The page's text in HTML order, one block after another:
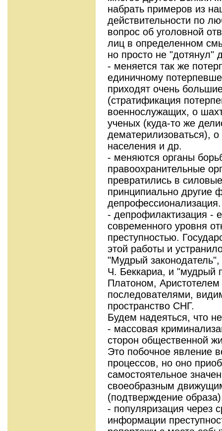
набрать примеров из
действительности по
вопрос об уголовной
лиц в определенном
но просто не "дотянул"
- меняется так же
единичному
приходят очень
(стратификация
военнослужащих, о
ученых (куда-то же
дематерилизоваться), о
населения и др.
- меняются органы
правоохранительные
превратились в
принципиально другие
депрофессионализация.
- депрофилактизация -
современного уровня
преступностью.
этой работы и
"Мудрый
Ч. Беккариа, и "мудрый
Платоном,
последователями,
пространство СНГ.
Будем надеяться, что
- массовая
сторон общественной
Это побочное явление
процессов, но оно
самостоятельное
своеобразным
(подтверждение
- популяризация через
информации